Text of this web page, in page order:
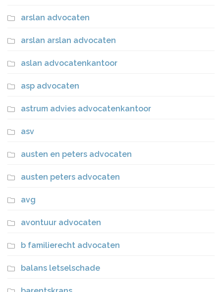
arslan advocaten
arslan arslan advocaten
aslan advocatenkantoor
asp advocaten
astrum advies advocatenkantoor
asv
austen en peters advocaten
austen peters advocaten
avg
avontuur advocaten
b familierecht advocaten
balans letselschade